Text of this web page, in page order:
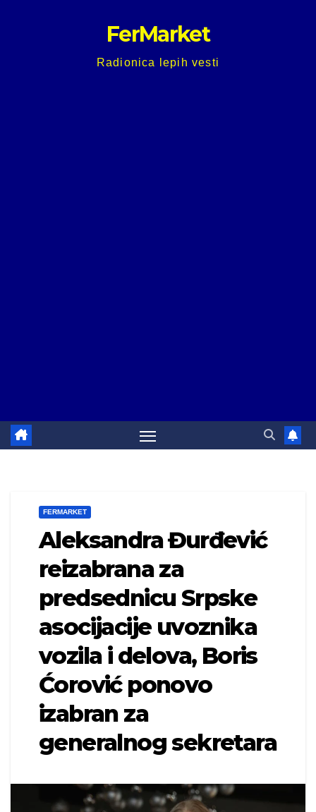
FerMarket
Radionica lepih vesti
FERMARKET
Aleksandra Đurđević
reizabrana za
predsednicu Srpske
asocijacije uvoznika
vozila i delova, Boris
Ćorović ponovo
izabran za
generalnog sekretara